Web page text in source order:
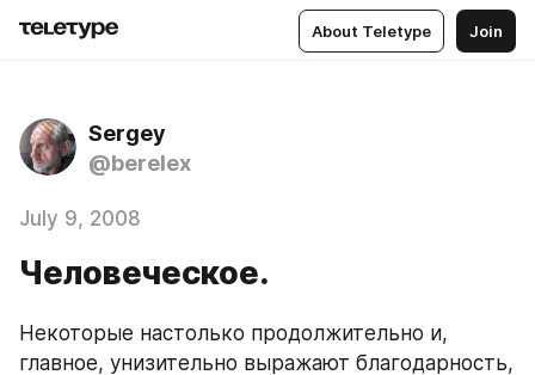
About Teletype Join
Sergey
@berelex
July 9, 2008
Человеческое.
Некоторые настолько продолжительно и,
главное, унизительно выражают благодарность,